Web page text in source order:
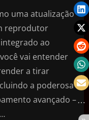
uma atualização
reprodutor
ao
vai entender
a tirar
a poderosa
avançado –